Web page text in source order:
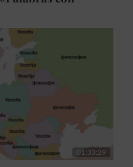
01:33:29